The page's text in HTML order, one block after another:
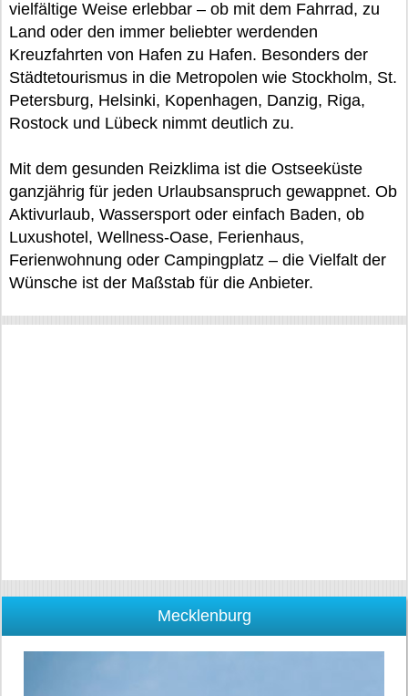
vielfältige Weise erlebbar – ob mit dem Fahrrad, zu
Land oder den immer beliebter werdenden
Kreuzfahrten von Hafen zu Hafen. Besonders der
Städtetourismus in die Metropolen wie Stockholm, St.
Petersburg, Helsinki, Kopenhagen, Danzig, Riga,
Rostock und Lübeck nimmt deutlich zu.
Mit dem gesunden Reizklima ist die Ostseeküste
ganzjährig für jeden Urlaubsanspruch gewappnet. Ob
Aktivurlaub, Wassersport oder einfach Baden, ob
Luxushotel, Wellness-Oase, Ferienhaus,
Ferienwohnung oder Campingplatz – die Vielfalt der
Wünsche ist der Maßstab für die Anbieter.
Mecklenburg